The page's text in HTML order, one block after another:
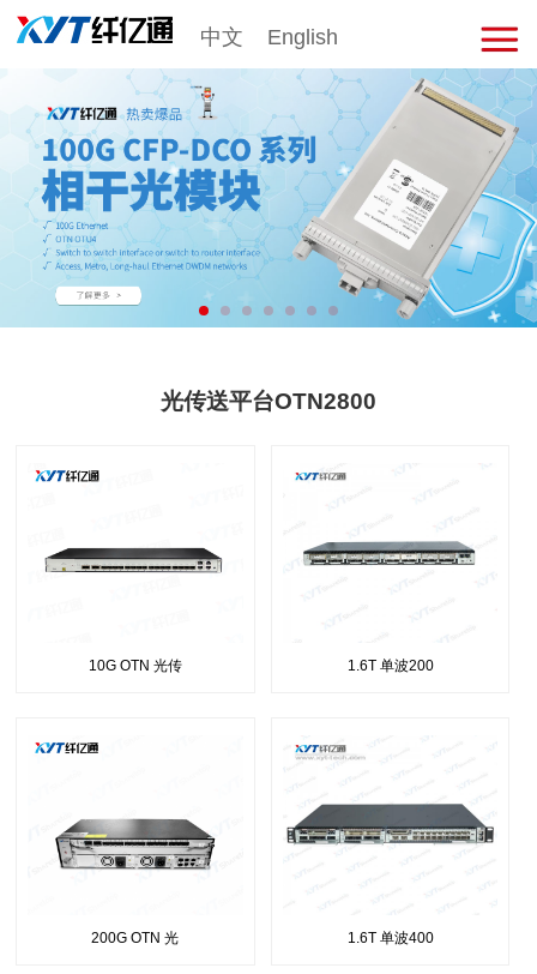
中文 English
击
展
开
菜
单
光传送平台OTN2800
10G OTN 光传 1.6T 单波200
200G OTN 光 1.6T 单波400